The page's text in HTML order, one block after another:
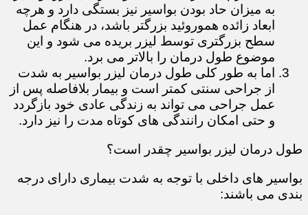
به میزان حاد بودن بواسیر نیز بستگی دارد و هرچه
ابعاد زائده هموروئید بزرگتر باشد، در هنگام عمل
سطح بزرگتری توسط لیزر بریده می شود و این
موضوع طول درمان را بالاتر می برد.
اما به طور کلی طول درمان لیزر بواسیر به شدت
از جراحی سنتی کمتر است و بیمار بلافاصله پس از
عمل جراحی می تواند به زندگی عادی خود بازگردد
و حتی امکان رانندگی های کوتاه مدت را نیز دارد.
طول درمان لیزر بواسیر چقدر است؟
بواسیر های داخلی با توجه به شدت بیماری دارای درجه
بندی می باشند: